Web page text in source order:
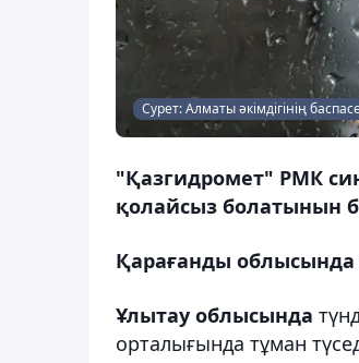
Сурет: Алматы әкімдігінің
"Қазгидромет" РМК
қолайсыз болатынын
Қарағанды облысында
Ұлытау облысында
орталығында тұман